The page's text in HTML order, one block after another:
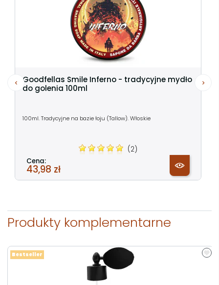
Goodfellas Smile Inferno - tradycyjne mydło
do golenia 100ml
100ml. Tradycyjne na bazie łoju (Tallow). Włoskie
(2)
Cena:
43,98 zł
Produkty komplementarne
Bestseller